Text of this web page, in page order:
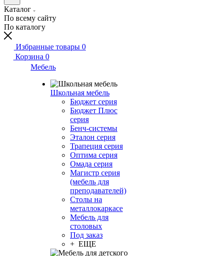
Каталог
По всему сайту
По каталогу
Избранные товары 0
Корзина 0
Мебель
Школьная мебель
Бюджет серия
Бюджет Плюс
серия
Бенч-системы
Эталон серия
Трапеция серия
Оптима серия
Омада серия
Магистр серия
(мебель для
преподавателей)
Столы на
металлокаркасе
Мебель для
столовых
Под заказ
+ ЕЩЕ